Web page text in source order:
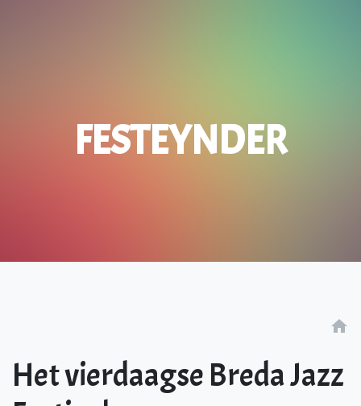
FESTEYNDER
home
Het vierdaagse Breda Jazz